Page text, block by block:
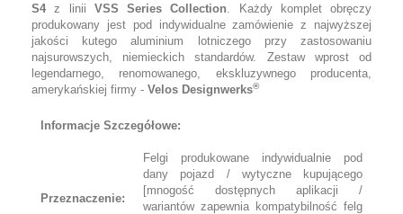
S4 z linii VSS Series Collection. Każdy komplet obręczy
produkowany jest pod indywidualne zamówienie z najwyższej
jakości kutego aluminium lotniczego przy zastosowaniu
najsurowszych, niemieckich standardów. Zestaw wprost od
legendarnego, renomowanego, ekskluzywnego producenta,
amerykańskiej firmy - Velos Designwerks®
Informacje Szczegółowe:
Przeznaczenie:
Felgi produkowane indywidualnie pod
dany pojazd / wytyczne kupującego
[mnogość dostępnych aplikacji /
wariantów zapewnia kompatybilność felg